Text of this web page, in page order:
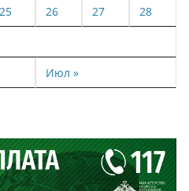
Июл »
25 26 27 28